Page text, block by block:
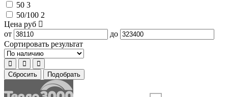
50 3
50/100 2
Цена руб
от
до
Сортировать результат
Сбросить Подобрать